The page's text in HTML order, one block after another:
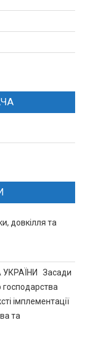
довкілля та
Засади
господарства
імплементації
та